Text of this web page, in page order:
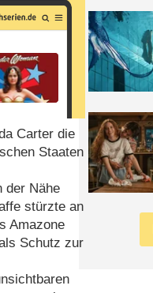
Carter die
Staaten
der Nähe
stürzte an
Amazone
Schutz zur